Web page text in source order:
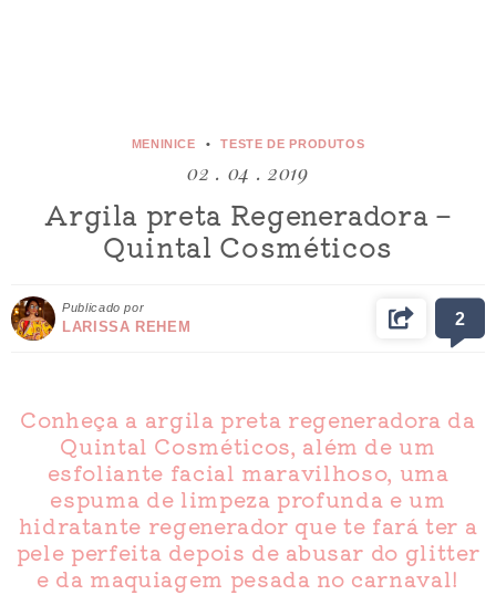
MENINICE TESTE DE PRODUTOS
02 . 04 . 2019
Argila preta Regeneradora –
Quintal Cosméticos
Publicado por
LARISSA REHEM 2
Conheça a argila preta regeneradora da
Quintal Cosméticos, além de um
esfoliante facial maravilhoso, uma
espuma de limpeza profunda e um
hidratante regenerador que te fará ter a
pele perfeita depois de abusar do glitter
e da maquiagem pesada no carnaval!